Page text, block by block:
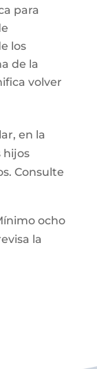
para
los
de la
volver
en la
hijos
Consulte
ocho
la